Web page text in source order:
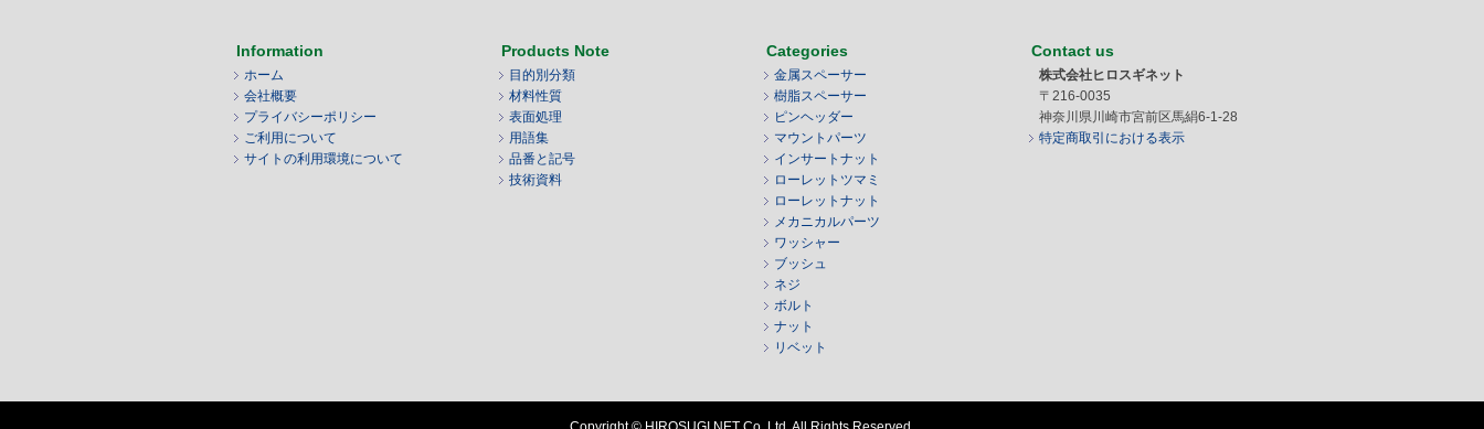
Information
ホーム
会社概要
プライバシーポリシー
ご利用について
サイトの利用環境について
Products Note
目的別分類
材料性質
表面処理
用語集
品番と記号
技術資料
Categories
金属スペーサー
樹脂スペーサー
ピンヘッダー
マウントパーツ
インサートナット
ローレットツマミ
ローレットナット
メカニカルパーツ
ワッシャー
ブッシュ
ネジ
ボルト
ナット
リベット
Contact us
株式会社ヒロスギネット
〒216-0035
神奈川県川崎市宮前区馬絹6-1-28
特定商取引における表示